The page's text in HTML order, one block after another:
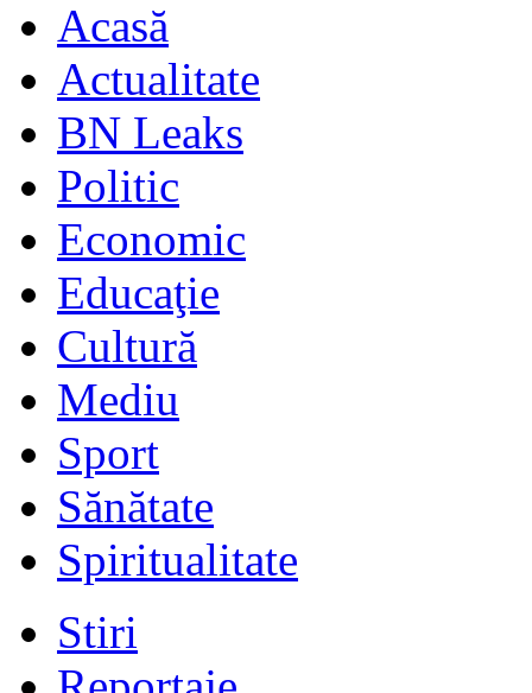
Acasă
Actualitate
BN Leaks
Politic
Economic
Educaţie
Cultură
Mediu
Sport
Sănătate
Spiritualitate
Stiri